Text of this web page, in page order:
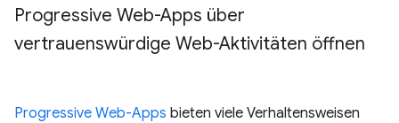
Progressive Web-Apps über
vertrauenswürdige Web-Aktivitäten öffnen
Progressive Web-Apps bieten viele Verhaltensweisen